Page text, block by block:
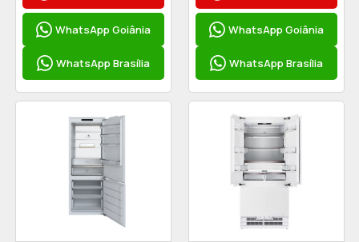
WhatsApp Goiânia
WhatsApp Brasília
WhatsApp Goiânia
WhatsApp Brasília